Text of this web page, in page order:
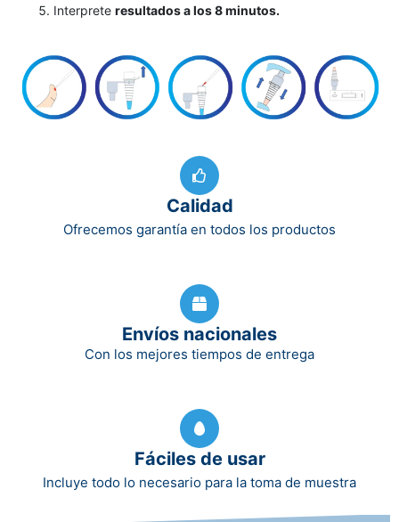
Interprete resultados a los 8 minutos.
Calidad
Ofrecemos garantía en todos los productos
Envíos nacionales
Con los mejores tiempos de entrega
Fáciles de usar
Incluye todo lo necesario para la toma de muestra